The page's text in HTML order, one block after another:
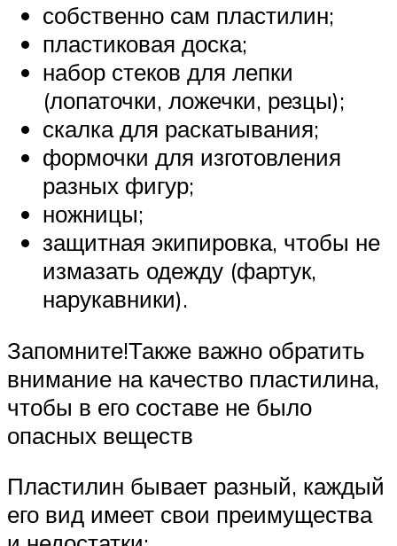
собственно сам пластилин;
пластиковая доска;
набор стеков для лепки
(лопаточки, ложечки, резцы);
скалка для раскатывания;
формочки для изготовления
разных фигур;
ножницы;
защитная экипировка, чтобы не
измазать одежду (фартук,
нарукавники).
Запомните!Также важно обратить
внимание на качество пластилина,
чтобы в его составе не было
опасных веществ
Пластилин бывает разный, каждый
его вид имеет свои преимущества